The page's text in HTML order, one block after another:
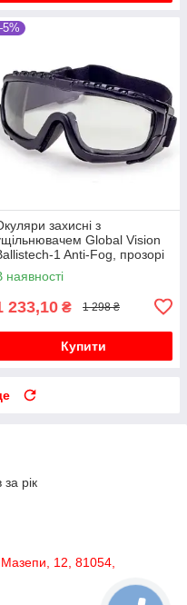
захисні з
Global Vision
1 Anti-Fog, прозорі
наявності
233,10 ₴ 1 298 ₴
Купити
рік
Мазепи, 12, 81054,